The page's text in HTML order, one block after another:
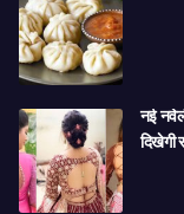
नई
दिखेगी